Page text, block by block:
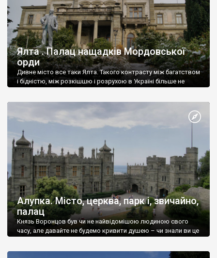
Ялта . Палац нащадків Мордовської
орди
Дивне місто все таки Ялта. Такого контрасту між багатством
і бідністю, між розкішшю і розрухою в Україні більше не
Алупка. Місто, церква, парк і, звичайно,
палац
Князь Воронцов був чи не найвідомішою людиною свого
часу, але давайте не будемо кривити душею – чи знали ви це